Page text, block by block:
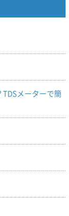
メーターで簡